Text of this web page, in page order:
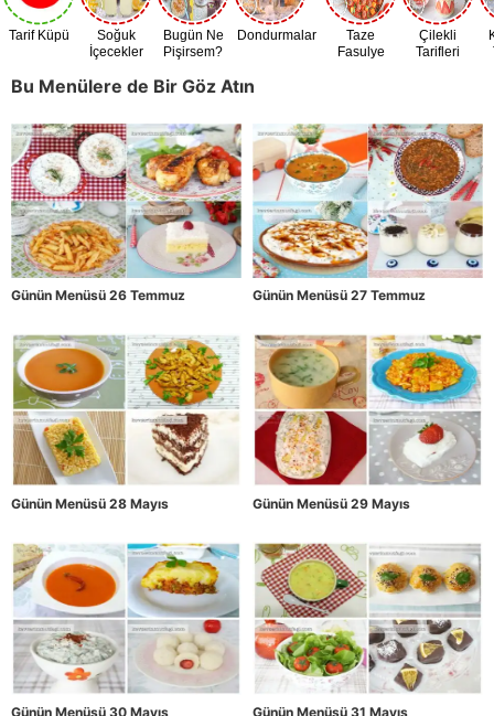
Tarif Küpü
Soğuk
İçecekler
Bugün Ne
Pişirsem?
Dondurmalar
Taze
Fasulye
Çilekli
Tarifleri
Bu Menülere de Bir Göz Atın
Günün Menüsü 26 Temmuz Günün Menüsü 27 Temmuz
Günün Menüsü 28 Mayıs Günün Menüsü 29 Mayıs
Günün Menüsü 30 Mayıs Günün Menüsü 31 Mayıs